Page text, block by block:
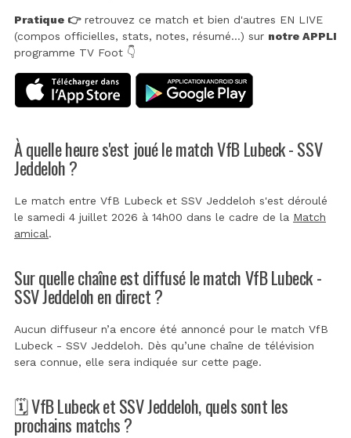
Pratique 👉retrouvez ce match et bien d'autres EN LIVE
(compos officielles, stats, notes, résumé...) sur notre APPLI
programme TV Foot 👇
À quelle heure s'est joué le match VfB Lubeck - SSV
Jeddeloh ?
Le match entre VfB Lubeck et SSV Jeddeloh s'est déroulé
le samedi 4 juillet 2026 à 14h00 dans le cadre de la Match
amical.
Sur quelle chaîne est diffusé le match VfB Lubeck -
SSV Jeddeloh en direct ?
Aucun diffuseur n’a encore été annoncé pour le match VfB
Lubeck - SSV Jeddeloh. Dès qu’une chaîne de télévision
sera connue, elle sera indiquée sur cette page.
🗓️ VfB Lubeck et SSV Jeddeloh, quels sont les
prochains matchs ?